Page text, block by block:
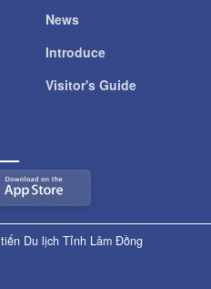
News
Introduce
Visitor's Guide
Du lịch Tỉnh Lâm Đồng